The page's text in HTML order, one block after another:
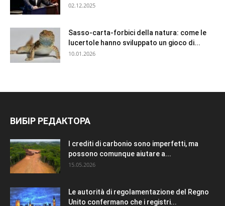
02.12.2025
Sasso-carta-forbici della natura: come le
lucertole hanno sviluppato un gioco di...
10.01.2026
ВИБІР РЕДАКТОРА
I crediti di carbonio sono imperfetti, ma
possono comunque aiutare a...
15.05.2026
Le autorità di regolamentazione del Regno
Unito confermano che i registri...